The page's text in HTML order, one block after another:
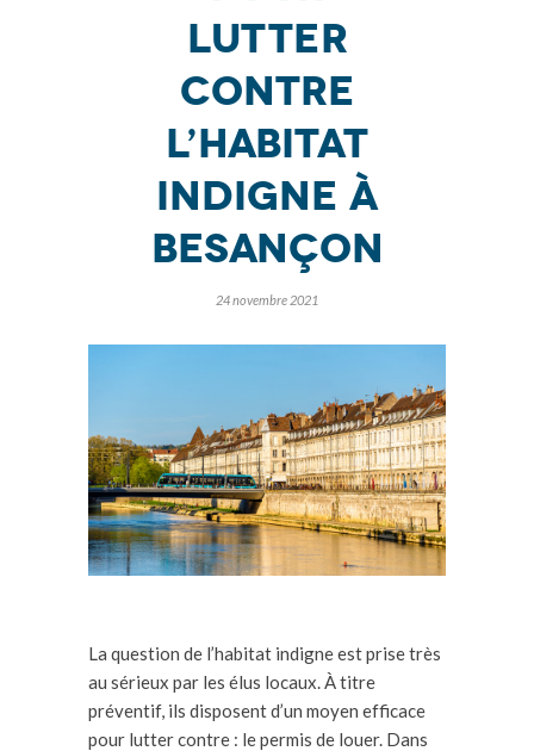
lutter
contre
l’habitat
indigne à
Besançon
24 novembre 2021
La question de l’habitat indigne est prise très
au sérieux par les élus locaux. À titre
préventif, ils disposent d’un moyen efficace
pour lutter contre : le permis de louer. Dans